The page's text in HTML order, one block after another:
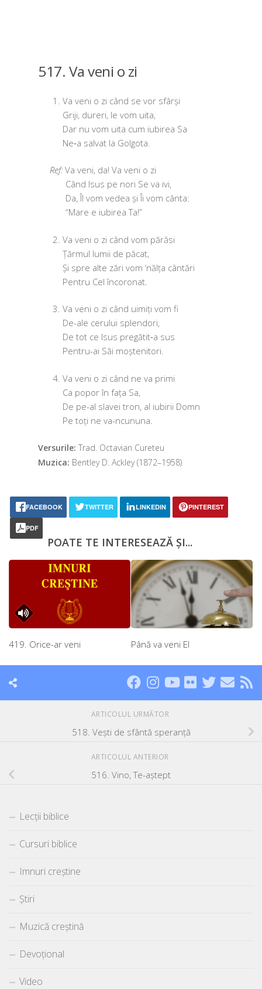
517. Va veni o zi
Va veni o zi când se vor sfârși
Griji, dureri, le vom uita,
Dar nu vom uita cum iubi­rea Sa
Ne‑a sal­vat la Golgota.
Va veni, da! Va veni o zi
Când Isus pe nori Se va ivi,
Da, Îl vom vedea și Îi vom cânta:
“Mare e iubi­rea Ta!”
Va veni o zi când vom părăsi
Țărmul lumii de păcat,
Și spre alte zări vom ‘năl­ța cântări
Pentru Cel încoronat.
Va veni o zi când uimiți vom fi
De-ale ceru­lui splendori,
De tot ce Isus pregătit‑a sus
Pentru-ai Săi moștenitori.
Va veni o zi când ne va primi
Ca popor în fața Sa,
De pe-al sla­vei tron, al iubi­rii Domn
Pe toți ne va-ncununa.
Versurile: Trad. Octavian Cureteu
Muzica: Bentley D. Ackley (1872–1958)
FACEBOOK TWITTER LINKEDIN PINTEREST
PDF
POATE TE INTERESEAZĂ ȘI...
419. Orice-ar veni Până va veni El
ARTICOLUL URMĂTOR
518. Veşti de sfântă speranţă
ARTICOLUL ANTERIOR
516. Vino, Te-aştept
Lecții biblice
Cursuri biblice
Imnuri creștine
Știri
Muzică creștină
Devoțional
Video